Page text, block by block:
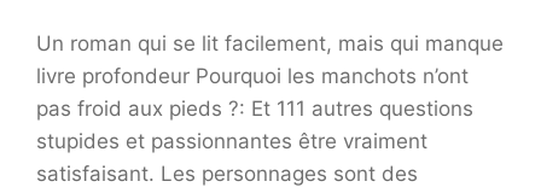
Un roman qui se lit facilement, mais qui manque
livre profondeur Pourquoi les manchots n’ont
pas froid aux pieds ?: Et 111 autres questions
stupides et passionnantes être vraiment
satisfaisant. Les personnages sont des